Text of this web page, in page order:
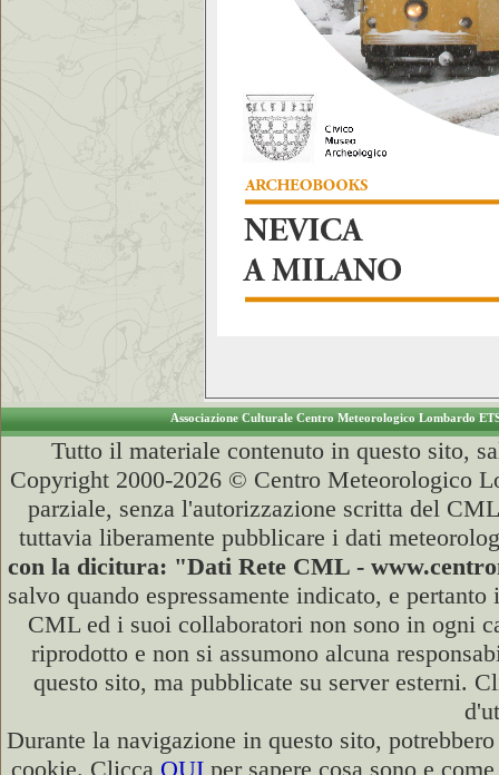
Associazione Culturale Centro Meteorologico Lombardo
Tutto il materiale contenuto in questo sito,
Copyright 2000-2026 © Centro Meteorologico
parziale, senza l'autorizzazione scritta del
tuttavia liberamente pubblicare i dati
con la dicitura: "Dati Rete CML -
salvo quando espressamente indicato, e
CML ed i suoi collaboratori non sono in ogni
riprodotto e non si assumono alcuna
questo sito, ma pubblicate su server esterni.
Durante la navigazione in questo sito,
cookie. Clicca QUI per sapere cosa sono e